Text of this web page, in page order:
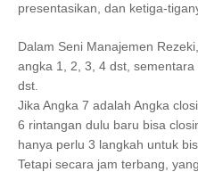
presentasikan, dan ketiga-
Dalam Seni Manajemen
angka 1, 2, 3, 4 dst, sementara
dst.
Jika Angka 7 adalah Angka
6 rintangan dulu baru bisa
hanya perlu 3 langkah untuk
Tetapi secara jam terbang,